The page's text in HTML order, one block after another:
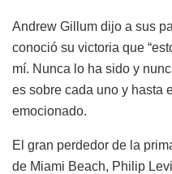
Andrew Gillum dijo a sus
conoció su victoria que
mí. Nunca lo ha sido y
es sobre cada uno y hasta
emocionado.
El gran perdedor de la
de Miami Beach, Philip